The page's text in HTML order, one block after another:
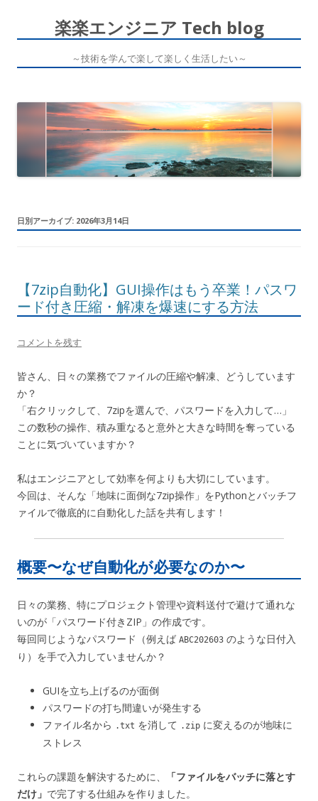
楽楽エンジニア Tech blog
～技術を学んで楽して楽しく生活したい～
ン
テ
ン
ツ
へ
ス
キ
ッ
プ
日別アーカイブ: 2026年3月14日
【7zip自動化】GUI操作はもう卒業！パスワ
ード付き圧縮・解凍を爆速にする方法
コメントを残す
皆さん、日々の業務でファイルの圧縮や解凍、どうしています
か？
「右クリックして、7zipを選んで、パスワードを入力して…」
この数秒の操作、積み重なると意外と大きな時間を奪っている
ことに気づいていますか？
私はエンジニアとして効率を何よりも大切にしています。
今回は、そんな「地味に面倒な7zip操作」をPythonとバッチフ
ァイルで徹底的に自動化した話を共有します！
概要〜なぜ自動化が必要なのか〜
日々の業務、特にプロジェクト管理や資料送付で避けて通れな
いのが「パスワード付きZIP」の作成です。
毎回同じようなパスワード（例えば ABC202603 のような日付入
り）を手で入力していませんか？
GUIを立ち上げるのが面倒
パスワードの打ち間違いが発生する
ファイル名から .txt を消して .zip に変えるのが地味に
ストレス
これらの課題を解決するために、
「ファイルをバッチに落とす
だけ」 で完了する仕組みを作りました。